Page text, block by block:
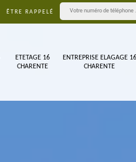
ÊTRE RAPPELÉ
ETETAGE 16
CHARENTE
ENTREPRISE ELAGAGE 16
CHARENTE